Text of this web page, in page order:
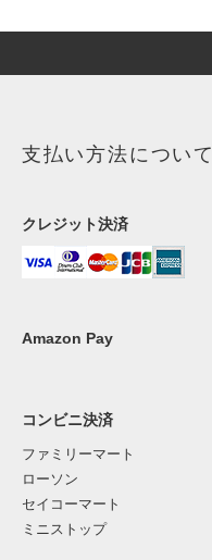
支払い方法について
クレジット決済
Amazon Pay
コンビニ決済
ファミリーマート
ローソン
セイコーマート
ミニストップ